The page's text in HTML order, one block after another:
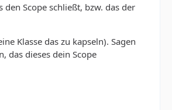
Scope schließt, bzw. das der
Klasse das zu kapseln). Sagen
das dieses dein Scope